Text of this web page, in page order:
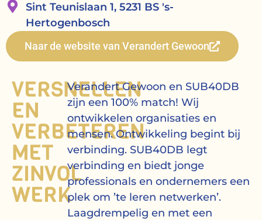
VERSNELLEN
EN
VERBETEREN
MET
ZINVOL
WERK
Verandert Gewoon en SUB40DB
zijn een 100% match! Wij
ontwikkelen organisaties en
mensen. Ontwikkeling begint bij
verbinding. SUB40DB legt
verbinding en biedt jonge
professionals en ondernemers een
plek om ’te leren netwerken’.
Laagdrempelig en met een
Sint Teunislaan 1, 5231 BS 's-
Hertogenbosch
Naar de website van Verandert Gewoon